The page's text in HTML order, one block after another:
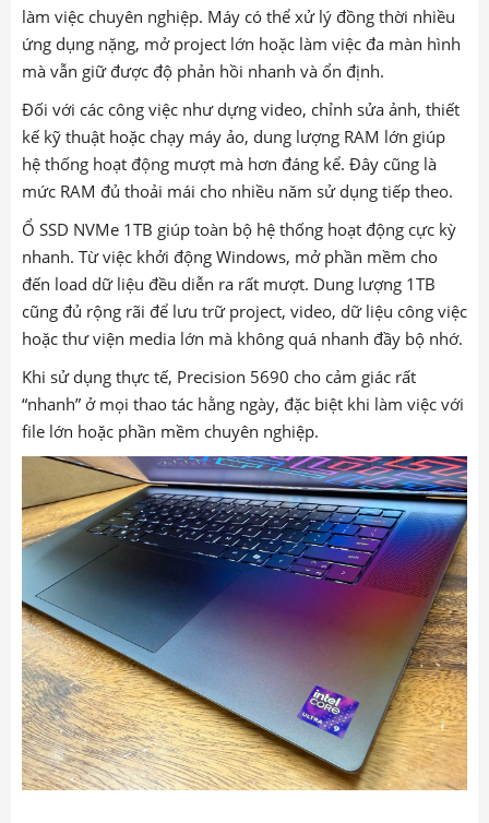
làm việc chuyên nghiệp. Máy có thể xử lý đồng thời nhiều
ứng dụng nặng, mở project lớn hoặc làm việc đa màn hình
mà vẫn giữ được độ phản hồi nhanh và ổn định.
Đối với các công việc như dựng video, chỉnh sửa ảnh, thiết
kế kỹ thuật hoặc chạy máy ảo, dung lượng RAM lớn giúp
hệ thống hoạt động mượt mà hơn đáng kể. Đây cũng là
mức RAM đủ thoải mái cho nhiều năm sử dụng tiếp theo.
Ổ SSD NVMe 1TB giúp toàn bộ hệ thống hoạt động cực kỳ
nhanh. Từ việc khởi động Windows, mở phần mềm cho
đến load dữ liệu đều diễn ra rất mượt. Dung lượng 1TB
cũng đủ rộng rãi để lưu trữ project, video, dữ liệu công việc
hoặc thư viện media lớn mà không quá nhanh đầy bộ nhớ.
Khi sử dụng thực tế, Precision 5690 cho cảm giác rất
“nhanh” ở mọi thao tác hằng ngày, đặc biệt khi làm việc với
file lớn hoặc phần mềm chuyên nghiệp.